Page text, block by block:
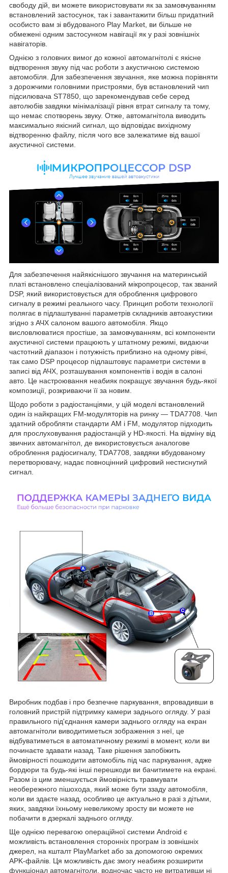
свободу дій, ви можете використовувати як за замовчуванням
встановлений застосунок, так і завантажити більш придатний
особисто вам зі вбудованого Play Market, ви більше не
обмежені одним застосунком навігації як у разі зовнішніх
навігаторів.
Однією з головних вимог до кожної автомагнітолі є якісне
відтворення звуку під час роботи з акустичною системою
автомобіля. Для забезпечення звучання, яке можна порівняти
з дорожчими головними пристроями, був встановлений чип
підсилювача ST7850, що зарекомендував себе серед
автолюбів завдяки мінімалізації рівня втрат сигналу та тому,
що немає спотворень звуку. Отже, автомагнітола виводить
максимально якісний сигнал, що відповідає вихідному
відтворенню файлу, після чого все залежатиме від вашої
акустичної системи.
Для забезпечення найякіснішого звучання на материнській
платі встановлено спеціалізований мікропроцесор, так званий
DSP, який використовується для оброблення цифрового
сигналу в режимі реального часу. Принцип роботи технології
полягає в підлаштуванні параметрів складників автоакустики
згідно з АЧХ салоном вашого автомобіля. Якщо
висловлюватися простіше, за замовчуванням, всі компоненти
акустичної системи працюють у штатному режимі, видаючи
частотний діапазон і потужність приблизно на одному рівні,
так само DSP процесор підлаштовує параметри системи в
записі від АЧХ, розташування компонентів і водія в салоні
авто. Це настроювання неабияк покращує звучання будь-якої
композиції, розкриваючи її за новим.
Щодо роботи з радіостанціями, у цій моделі встановлений
один із найкращих FM-модуляторів на ринку — TDA7708. Чип
здатний обробляти стандарти AM і FM, модулятор підходить
для прослуховування радіостанцій у HD-якості. На відміну від
звичних автомагнітол, де використовується аналогове
оброблення радіосигналу, TDA7708, завдяки вбудованому
перетворювачу, надає повноцінний цифровий нестиснутий
сигнал.
Виробник подбав і про безпечне паркування, впровадивши в
головний пристрій підтримку камери заднього огляду. У разі
правильного під'єднання камери заднього огляду на екран
автомагнітоли виводитиметься зображення з неї, це
відбуватиметься в автоматичному режимі в момент, коли ви
починаєте здавати назад. Таке рішення запобіжить
ймовірності пошкодити автомобіль під час паркування, адже
бордюри та будь-які інші перешкоди ви бачитимете на екрані.
Разом із цим зменшується ймовірність травмувати
необережного пішохода, який може бути ззаду автомобіля,
коли ви здаєте назад, особливо це актуально в разі з дітьми,
яких, завдяки їхньому невеликому зросту ви можете не
побачити в дзеркалі заднього огляду.
Ще однією перевагою операційної системи Android є
можливість встановлення сторонніх програм із зовнішніх
джерел, на кшталт PlayMarket або за допомогою окремих
APK-файлів. Ця можливість дає змогу неабияк розширити
функціонал автомагнітоли, водночас часто не витративши ні